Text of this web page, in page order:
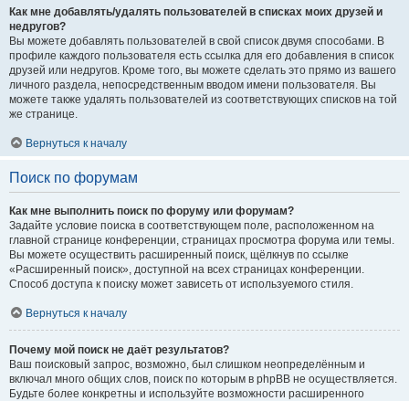
Как мне добавлять/удалять пользователей в списках моих друзей и
недругов?
Вы можете добавлять пользователей в свой список двумя способами. В
профиле каждого пользователя есть ссылка для его добавления в список
друзей или недругов. Кроме того, вы можете сделать это прямо из вашего
личного раздела, непосредственным вводом имени пользователя. Вы
можете также удалять пользователей из соответствующих списков на той
же странице.
Вернуться к началу
Поиск по форумам
Как мне выполнить поиск по форуму или форумам?
Задайте условие поиска в соответствующем поле, расположенном на
главной странице конференции, страницах просмотра форума или темы.
Вы можете осуществить расширенный поиск, щёлкнув по ссылке
«Расширенный поиск», доступной на всех страницах конференции.
Способ доступа к поиску может зависеть от используемого стиля.
Вернуться к началу
Почему мой поиск не даёт результатов?
Ваш поисковый запрос, возможно, был слишком неопределённым и
включал много общих слов, поиск по которым в phpBB не осуществляется.
Будьте более конкретны и используйте возможности расширенного